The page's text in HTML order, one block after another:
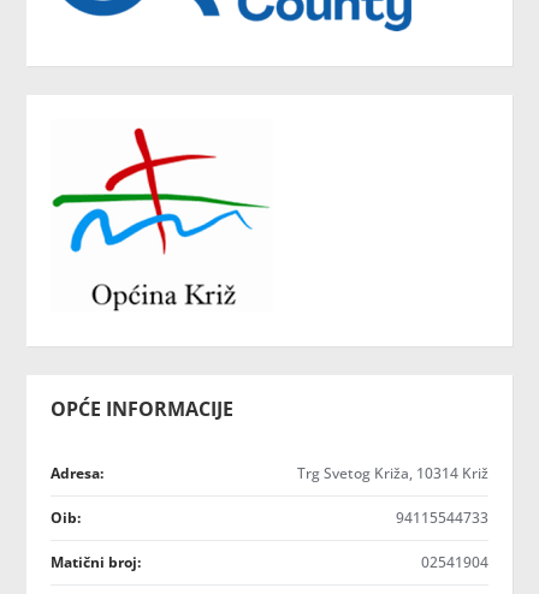
OPĆE INFORMACIJE
Adresa: Trg Svetog Križa, 10314 Križ
Oib: 94115544733
Matični broj: 02541904